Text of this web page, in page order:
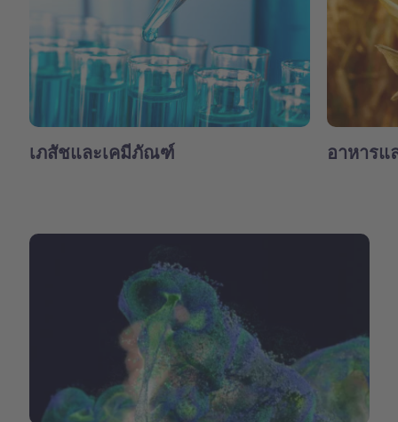
เภสัชและเคมีภัณฑ์ อาหารแ